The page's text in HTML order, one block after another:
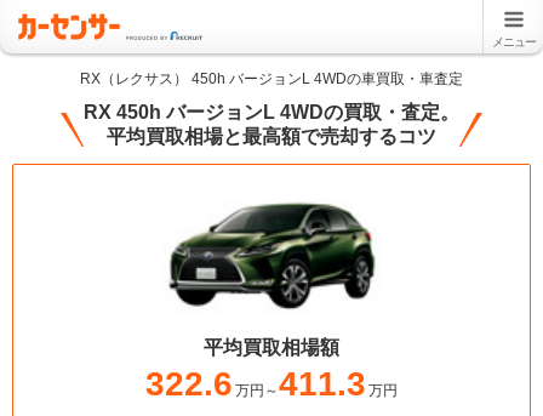
メニュー
RX（レクサス） 450h バージョンL 4WDの車買取・車査定
RX 450h バージョンL 4WDの買取・査定。
平均買取相場と最高額で売却するコツ
平均買取相場額
322.6 万円～411.3 万円